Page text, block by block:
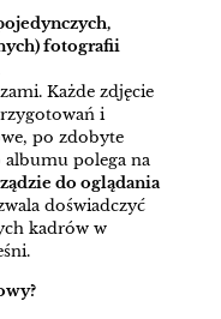
fotografii
Każde zdjęcie
i
po zdobyte
albumu polega na
do oglądania
doświadczyć
kadrów w